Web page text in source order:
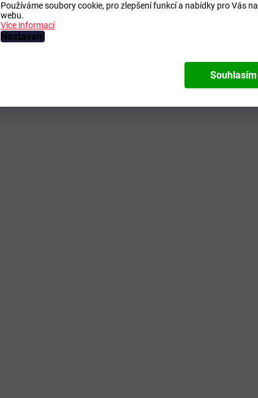
Používáme soubory cookie, pro zlepšení funkcí a nabídky pro Vás na
webu.
Více informací
Nastavení
Souhlasím